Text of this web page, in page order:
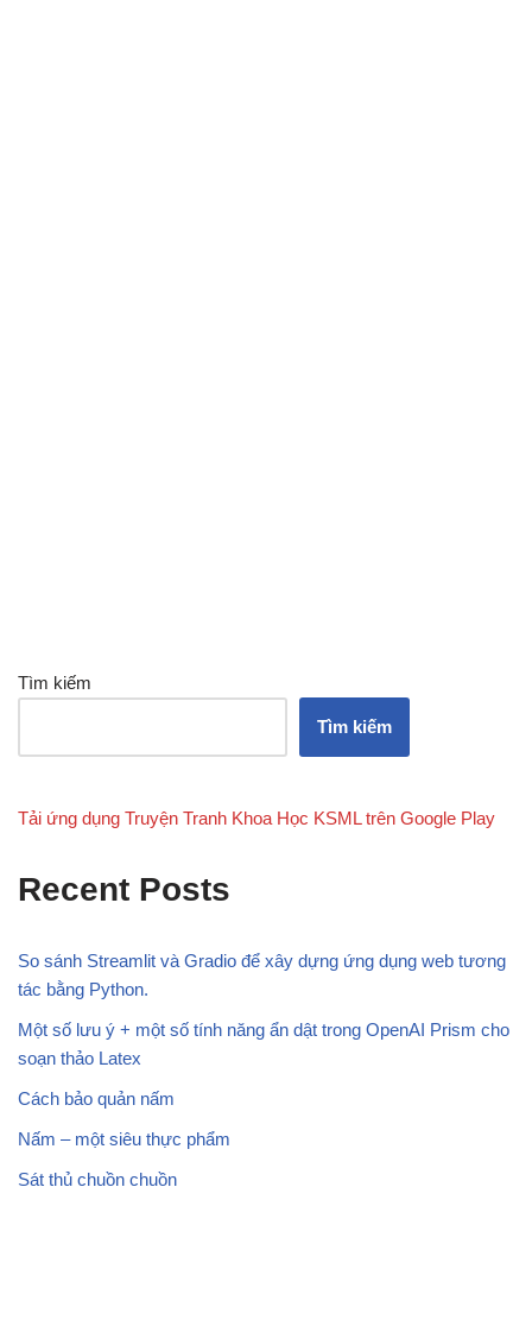
Tìm kiếm
Tìm kiếm
Tải ứng dụng Truyện Tranh Khoa Học KSML trên Google Play
Recent Posts
So sánh Streamlit và Gradio để xây dựng ứng dụng web tương
tác bằng Python.
Một số lưu ý + một số tính năng ẩn dật trong OpenAI Prism cho
soạn thảo Latex
Cách bảo quản nấm
Nấm – một siêu thực phẩm
Sát thủ chuồn chuồn